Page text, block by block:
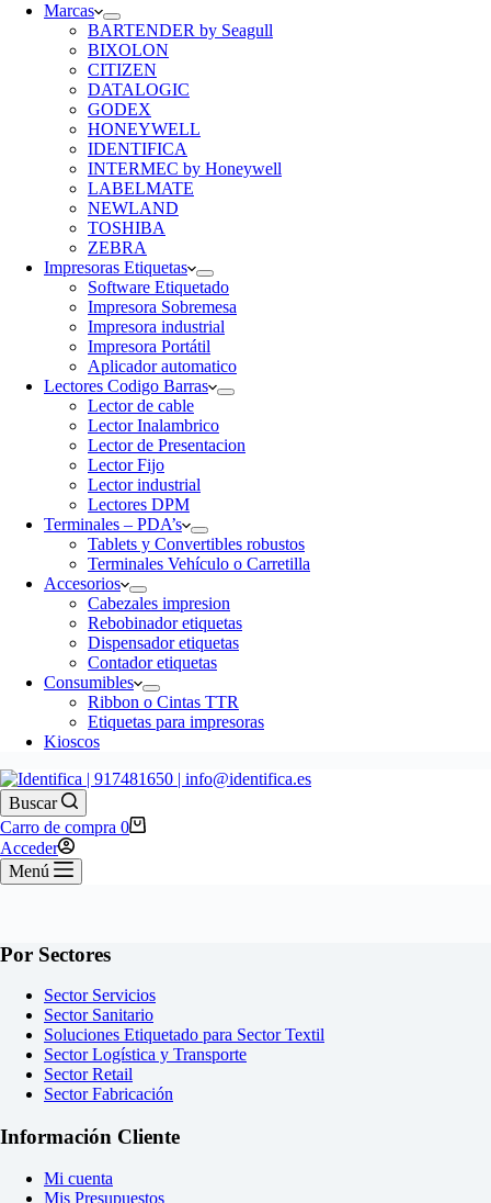
Marcas
BARTENDER by Seagull
BIXOLON
CITIZEN
DATALOGIC
GODEX
HONEYWELL
IDENTIFICA
INTERMEC by Honeywell
LABELMATE
NEWLAND
TOSHIBA
ZEBRA
Impresoras Etiquetas
Software Etiquetado
Impresora Sobremesa
Impresora industrial
Impresora Portátil
Aplicador automatico
Lectores Codigo Barras
Lector de cable
Lector Inalambrico
Lector de Presentacion
Lector Fijo
Lector industrial
Lectores DPM
Terminales – PDA’s
Tablets y Convertibles robustos
Terminales Vehículo o Carretilla
Accesorios
Cabezales impresion
Rebobinador etiquetas
Dispensador etiquetas
Contador etiquetas
Consumibles
Ribbon o Cintas TTR
Etiquetas para impresoras
Kioscos
Buscar
Carro de compra 0
Acceder
Menú
Por Sectores
Sector Servicios
Sector Sanitario
Soluciones Etiquetado para Sector Textil
Sector Logística y Transporte
Sector Retail
Sector Fabricación
Información Cliente
Mi cuenta
Mis Presupuestos